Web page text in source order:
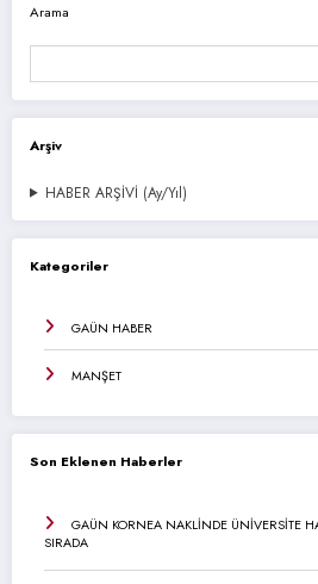
Arama
Arşiv
HABER ARŞİVİ (Ay/Yıl)
Kategoriler
GAÜN HABER
MANŞET
Son Eklenen Haberler
GAÜN KORNEA NAKLİNDE ÜNİVERSİTE
SIRADA